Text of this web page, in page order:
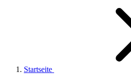
Startseite